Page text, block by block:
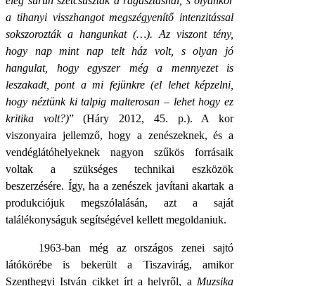
a tihanyi visszhangot megszégyenítő intenzitással
sokszorozták a hangunkat (…). Az viszont tény,
hogy nap mint nap telt ház volt, s olyan jó
hangulat, hogy egyszer még a mennyezet is
leszakadt, pont a mi fejünkre (el lehet képzelni,
hogy néztünk ki talpig malterosan – lehet hogy ez
kritika volt?)” (Háry 2012, 45. p.). A kor
viszonyaira jellemző, hogy a zenészeknek, és a
vendéglátóhelyeknek nagyon szűkös forrásaik
voltak a szükséges technikai eszközök
beszerzésére. Így, ha a zenészek javítani akartak a
produkciójuk megszólalásán, azt a saját
találékonyságuk segítségével kellett megoldaniuk.
1963-ban még az országos zenei sajtó
látókörébe is bekerült a Tiszavirág, amikor
Szenthegyi István cikket írt a helyről, a Muzsika